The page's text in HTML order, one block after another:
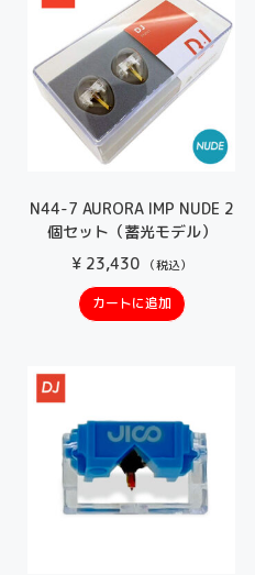
N44-7 AURORA IMP NUDE 2
個セット（蓄光モデル）
¥23,430 （税込）
カートに追加